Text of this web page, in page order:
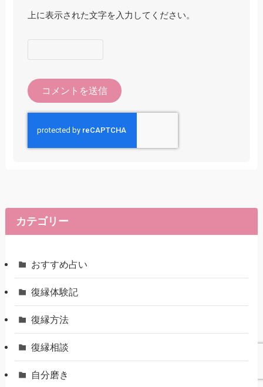
上に表示された文字を入力してください。
カテゴリー
おすすめ占い
復縁体験記
復縁方法
復縁相談
自分磨き